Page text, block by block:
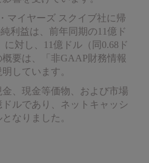
マイヤーズ スクイブ社に帰
利益は、前年同期の11億ド
に対し、11億ドル（同0.68ド
要は、「非GAAP財務情報
しています。
金、現金等価物、および市場
ルであり、ネットキャッシ
なりました。